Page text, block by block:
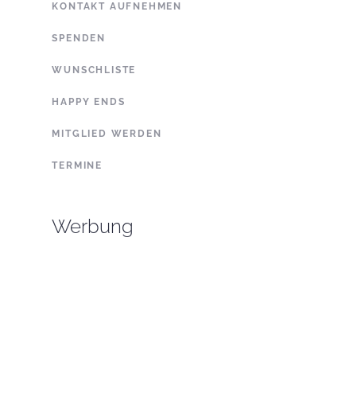
KONTAKT AUFNEHMEN
SPENDEN
WUNSCHLISTE
HAPPY ENDS
MITGLIED WERDEN
TERMINE
Werbung